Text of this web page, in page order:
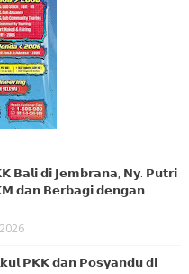
𝗱𝗶 𝗝𝗲𝗺𝗯𝗿𝗮𝗻𝗮, 𝗡𝘆. 𝗣𝘂𝘁𝗿𝗶
𝗱𝗮𝗻 𝗕𝗲𝗿𝗯𝗮𝗴𝗶 𝗱𝗲𝗻𝗴𝗮𝗻
𝗣𝗞𝗞 𝗱𝗮𝗻 𝗣𝗼𝘀𝘆𝗮𝗻𝗱𝘂 𝗱𝗶